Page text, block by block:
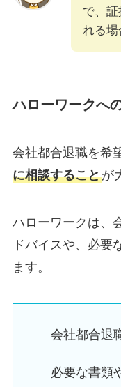
で、
れる場
ハローワークへ
会社都合退職を希
に相談することが
ハローワークは、
ドバイスや、必要
ます。
会社都合退
必要な書類